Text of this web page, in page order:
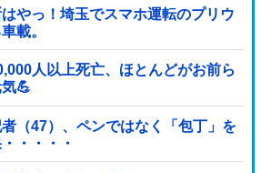
はやっ！埼玉でスマホ運転のプリウ
載。
人以上死亡、ほとんどがお前ら
💪
者（47）、ペンではなく「包丁」を
・・・・